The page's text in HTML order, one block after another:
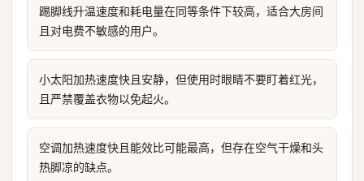
踢脚线升温速度和耗电量在同等条件下较高，适合大房间
且对电费不敏感的用户。
小太阳加热速度快且安静，但使用时眼睛不要盯着红光，
且严禁覆盖衣物以免起火。
空调加热速度快且能效比可能最高，但存在空气干燥和头
热脚凉的缺点。